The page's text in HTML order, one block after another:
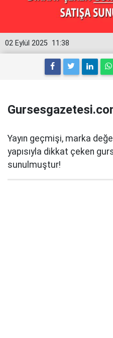
11:38
02 Eylül 2025
Yayın geçmişi, marka
yapısıyla dikkat çeken
sunulmuştur!